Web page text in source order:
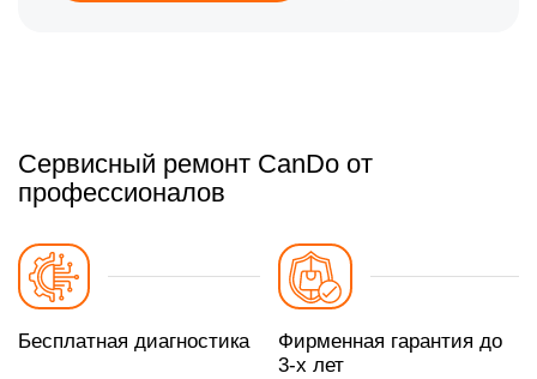
Сервисный ремонт CanDo от
профессионалов
Бесплатная диагностика
Фирменная гарантия до
3-х лет